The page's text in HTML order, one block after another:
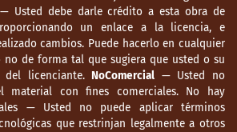
— Usted debe darle crédito a esta obra de
un enlace a la licencia, e
cambios. Puede hacerlo en cualquier
no de forma tal que sugiera que usted o su
del licenciante.NoComercial — Usted no
material con fines comerciales. No hay
— Usted no puede aplicar términos
que restrinjan legalmente a otros